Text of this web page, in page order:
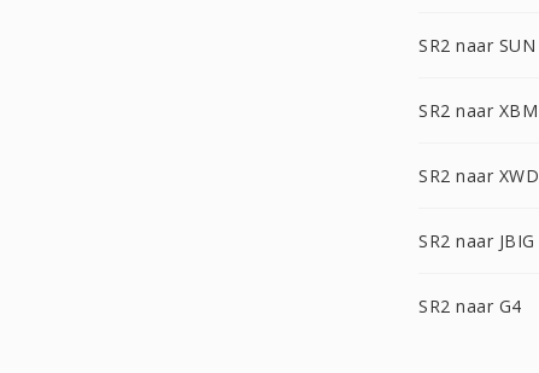
SR2 naar SUN
SR2 naar XBM
SR2 naar XWD
SR2 naar JBIG
SR2 naar G4